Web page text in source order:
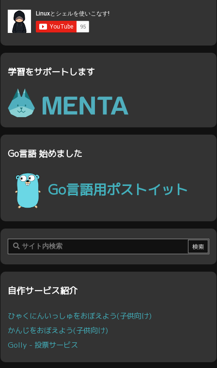
学習をサポートします
Go言語 始めました
Go言語用ポストイット
自作サービス紹介
ひゃくにんいっしゅをおぼえよう(子供向け)
かんじをおぼえよう(子供向け)
Golly - 投票サービス